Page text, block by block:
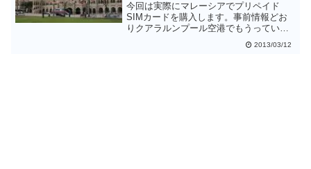
今回は実際にマレーシアでプリペイド
SIMカードを購入します。事前情報どお
りクアラルンプール空港でもうっていま
したが、タイミングの問題でKLセントラ
ル駅で購入することになりました。携帯
2013/03/12